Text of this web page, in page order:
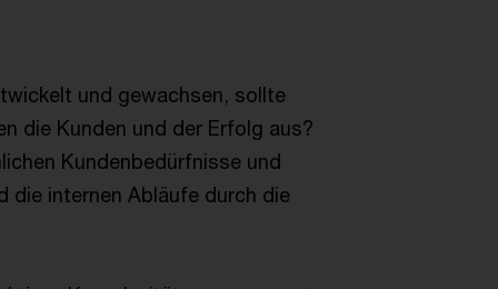
und gewachsen, sollte
die Kunden und der Erfolg aus?
Kundenbedürfnisse und
die internen Abläufe durch die